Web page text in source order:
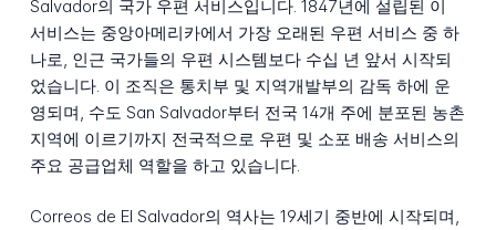
Salvador의 국가 우편 서비스입니다. 1847년에 설립된 이
서비스는 중앙아메리카에서 가장 오래된 우편 서비스 중 하
나로, 인근 국가들의 우편 시스템보다 수십 년 앞서 시작되
었습니다. 이 조직은 통치부 및 지역개발부의 감독 하에 운
영되며, 수도 San Salvador부터 전국 14개 주에 분포된 농촌
지역에 이르기까지 전국적으로 우편 및 소포 배송 서비스의
주요 공급업체 역할을 하고 있습니다.
Correos de El Salvador의 역사는 19세기 중반에 시작되며,